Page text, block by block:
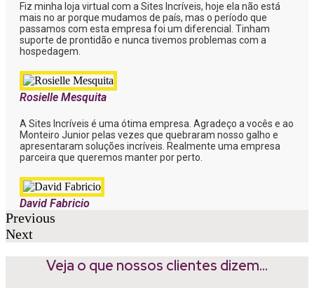
Fiz minha loja virtual com a Sites Incríveis, hoje ela não está
mais no ar porque mudamos de país, mas o período que
passamos com esta empresa foi um diferencial. Tinham
suporte de prontidão e nunca tivemos problemas com a
hospedagem.
Rosielle Mesquita
A Sites Incríveis é uma ótima empresa. Agradeço a vocês e ao
Monteiro Junior pelas vezes que quebraram nosso galho e
apresentaram soluções incríveis. Realmente uma empresa
parceira que queremos manter por perto.
David Fabricio
Previous
Next
Veja o que nossos clientes dizem...